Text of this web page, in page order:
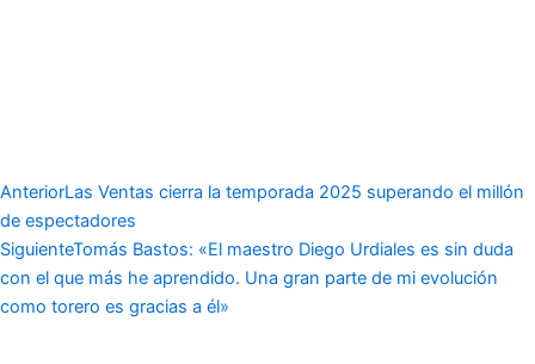
AnteriorLas Ventas cierra la temporada 2025 superando el millón
de espectadores
SiguienteTomás Bastos: «El maestro Diego Urdiales es sin duda
con el que más he aprendido. Una gran parte de mi evolución
como torero es gracias a él»